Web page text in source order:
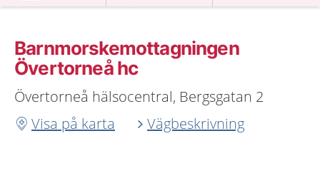
Barnmorskemottagningen
Övertorneå hc
Övertorneå hälsocentral, Bergsgatan 2
Visa på karta
Vägbeskrivning